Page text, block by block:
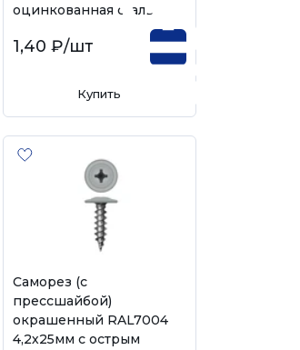
оцинкованная сталь
1,40 ₽/шт
Купить
Саморез (с
прессшайбой)
окрашенный RAL7004
4,2х25мм с острым